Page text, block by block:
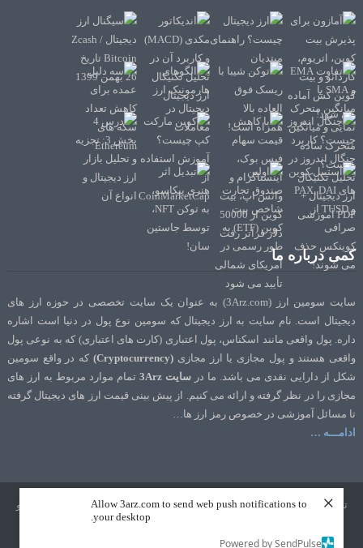
Allow 3arz.com to send web push notifications to
your desktop.
Powered by SendPulse
×
کمی درباره ما
سایت سومین ارز (3Arz.com) به عنوان یک سایت تخصصی در حوزه ارز های
دیجیتال است. نام سایت به ارز دیجیتال که سومین نوع پول در دنیا است اشاره
داره. پول واقعی مانند اسکناس، پول اعتباری (کارت های اعتباری) که به نوعی پول
واقعی هستند و پول مجازی یا ارز مجازی (Cryptocurrency)
که در واقع سومین
شکل از دارایی نقدی می باشد. ما در سایت 3Arz
تمام موارد مربوط به ارز های
مجازی را در نظر گرفته و ارائه می کنیم. از پیش بینی قیمت ارز های دیجیتال گرفته
تا مسائل آموزشی در خصوص رمز ارز ها…
ادامـــه …
تمامی حقوق نشر و تالیف برای سایت 3Arz.com محفوظ است. طراحی و سئو